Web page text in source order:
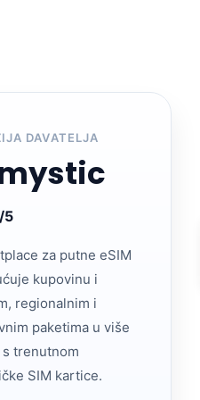
DAVATELJA
5
za putne eSIM
kupovinu i
regionalnim i
paketima u više
trenutnom
SIM kartice.